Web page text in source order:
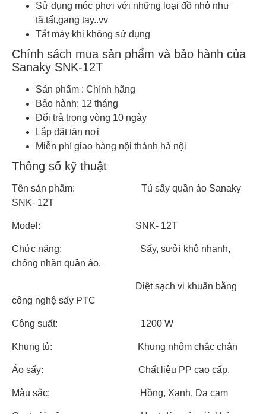
Sử dụng móc phơi với những loại đồ nhỏ như
tã,tất,gang tay..vv
Tắt máy khi không sử dụng
Chính sách mua sản phẩm và bảo hành của
Sanaky SNK-12T
Sản phẩm : Chính hãng
Bảo hành: 12 tháng
Đổi trả trong vòng 10 ngày
Lắp đặt tận nơi
Miễn phí giao hàng nội thành hà nội
Thông số kỹ thuật
Tên sản phẩm: Tủ sấy quần áo Sanaky
SNK- 12T
Model: SNK- 12T
Chức năng: Sấy, sưởi khô nhanh,
chống nhăn quần áo.
Diệt sạch vi khuẩn bằng
công nghệ sấy PTC
Công suất: 1200 W
Khung tủ: Khung nhôm chắc chắn
Áo sấy: Chất liệu PP cao cấp.
Màu sắc: Hồng, Xanh, Da cam